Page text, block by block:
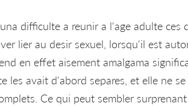
difficulte a reunir a l'age adulte ces
lier au desir sexuel, lorsqu'il est
en effet aisement amalgama
les avait d'abord separes, et elle ne
Ce qui peut sembler